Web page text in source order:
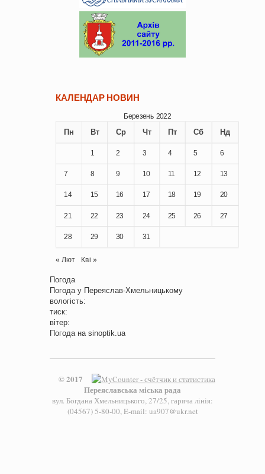
КАЛЕНДАР НОВИН
Березень 2022
Пн Вт Ср Чт Пт Сб Нд
1 2 3 4 5 6
7 8 9 10 11 12 13
14 15 16 17 18 19 20
21 22 23 24 25 26 27
28 29 30 31
« Лют Кві »
Погода
Погода у Переяслав-Хмельницькому
вологість:
тиск:
вітер:
Погода на sinoptik.ua
© 2017
Переяславська міська рада
вул. Богдана Хмельницького, 27/25, гаряча лінія:
(04567) 5-80-00, E-mail: ua907@ukr.net